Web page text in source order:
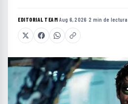
EDITORIAL TEAM·Aug 6, 2026 ·2 min de lectura